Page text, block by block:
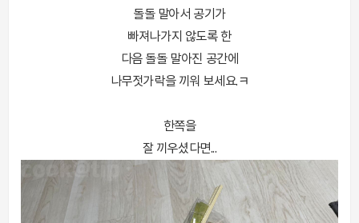
돌돌 말아서 공기가
빠져나가지 않도록 한
다음 돌돌 말아진 공간에
나무젓가락을 끼워 보세요.ㅋ
한쪽을
잘 끼우셨다면...